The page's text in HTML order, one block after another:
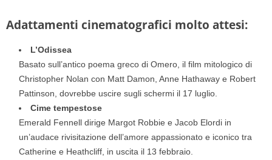
Adattamenti cinematografici molto attesi:
L’Odissea
Basato sull’antico poema greco di Omero, il film mitologico di
Christopher Nolan con Matt Damon, Anne Hathaway e Robert
Pattinson, dovrebbe uscire sugli schermi il 17 luglio.
Cime tempestose
Emerald Fennell dirige Margot Robbie e Jacob Elordi in
un’audace rivisitazione dell’amore appassionato e iconico tra
Catherine e Heathcliff, in uscita il 13 febbraio.